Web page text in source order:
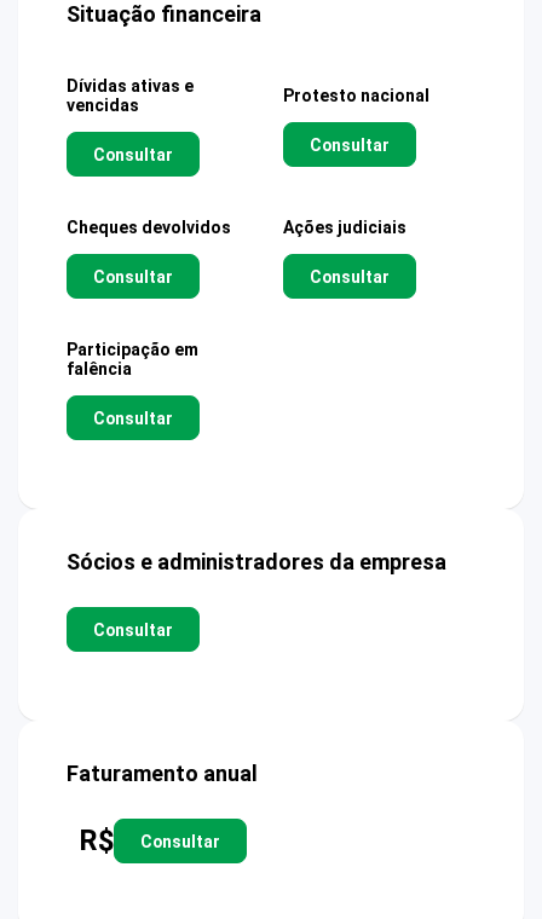
Situação financeira
Dívidas ativas e
vencidas
Consultar
Protesto nacional
Consultar
Cheques devolvidos
Consultar
Ações judiciais
Consultar
Participação em
falência
Consultar
Sócios e administradores da empresa
Consultar
Faturamento anual
R$ Consultar